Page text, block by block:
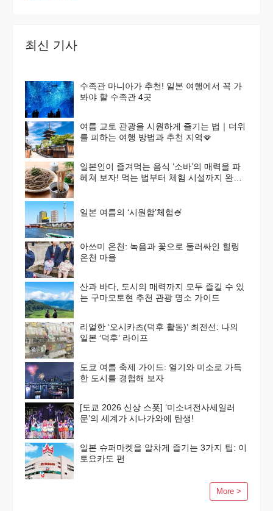
최신 기사
수족관 마니아가 추천! 일본 여행에서 꼭 가
봐야 할 수족관 4곳
여름 교토 관광을 시원하게 즐기는 법｜더위
를 피하는 여행 방법과 추천 지역🪭
일본인이 즐겨먹는 음식 ‘소바’의 매력을 파
헤쳐 보자! 먹는 법부터 체험 시설까지 완벽
일본 여름의 ‘시원함’체험🍧
아쓰미 온천: 녹음과 꽃으로 둘러싸인 힐링
온천 마을
산과 바다, 도시의 매력까지 모두 즐길 수 있
는 구마모토현 추천 관광 명소 가이드
리얼한 ‘오시카츠(덕후 활동)’ 최전선: 나의
일본 ‘덕후’ 라이프
도쿄 여름 축제 가이드: 열기와 미소로 가득
한 도시를 경험해 보자
[도쿄 2026 신상 스폿] ‘미소녀전사세일러
문’의 세계가 시나가와에 탄생!
일본 슈퍼마켓을 알차게 즐기는 3가지 팁: 이
토요카도 편
More >